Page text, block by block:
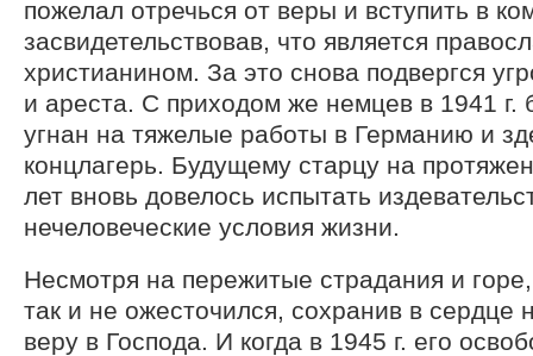
пожелал отречься от веры и вступить в
засвидетельствовав, что является
христианином. За это снова подвергся
и ареста. С приходом же немцев в 1941 г.
угнан на тяжелые работы в Германию и
концлагерь. Будущему старцу на
лет вновь довелось испытать
нечеловеческие условия жизни.
Несмотря на пережитые страдания и
так и не ожесточился, сохранив в сердце
веру в Господа. И когда в 1945 г. его